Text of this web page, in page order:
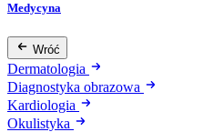
Medycyna
Wróć
Dermatologia
Diagnostyka obrazowa
Kardiologia
Okulistyka